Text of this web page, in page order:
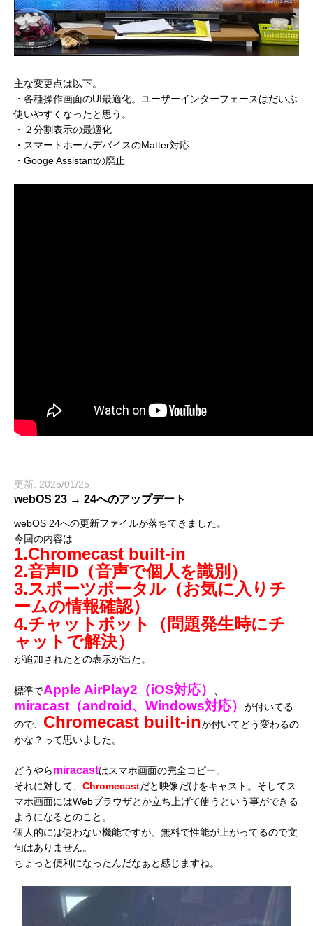
主な変更点は以下。
・各種操作画面のUI最適化。ユーザーインターフェースはだいぶ
使いやすくなったと思う。
・２分割表示の最適化
・スマートホームデバイスのMatter対応
・Googe Assistantの廃止
更新: 2025/01/25
webOS 23 → 24へのアップデート
webOS 24への更新ファイルが落ちてきました。
今回の内容は
1.Chromecast built-in
2.音声ID（音声で個人を識別）
3.スポーツポータル（お気に入りチ
ームの情報確認）
4.チャットボット（問題発生時にチ
ャットで解決）
が追加されたとの表示が出た。
標準でApple AirPlay2（iOS対応）
miracast（android、Windows対応）
が付いてる
ので、 Chromecast built-inが付いてどう変わるの
かな？って思いました。
どうやらmiracastはスマホ画面の完全コピー。
それに対して、 Chromecastだと映像だけをキャスト。そしてス
マホ画面にはWebブラウザとか立ち上げて使うという事ができる
ようになるとのこと。
個人的には使わない機能ですが、無料で性能が上がってるので文
句はありません。
ちょっと便利になったんだなぁと感じますね。